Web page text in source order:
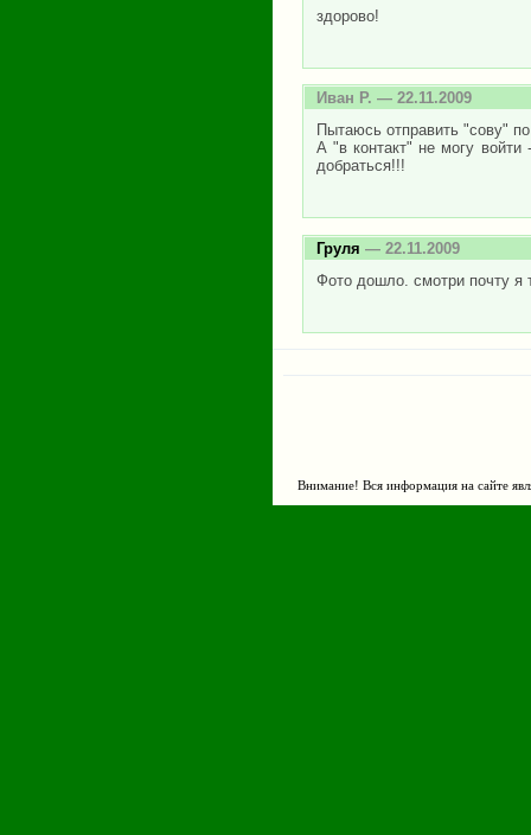
здорово!
Иван Р. — 22.11.2009
Пытаюсь отправить "сову"
А "в контакт" не могу
добраться!!!
Груля — 22.11.2009
Фото дошло. смотри почту я
Внимание! Вся информация на сайте